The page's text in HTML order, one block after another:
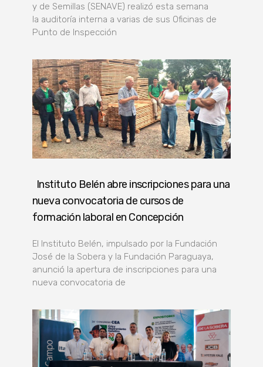
y de Semillas (SENAVE) realizó esta semana
la auditoría interna a varias de sus Oficinas de
Punto de Inspección
Instituto Belén abre inscripciones para una
nueva convocatoria de cursos de
formación laboral en Concepción
El Instituto Belén, impulsado por la Fundación
José de la Sobera y la Fundación Paraguaya,
anunció la apertura de inscripciones para una
nueva convocatoria de